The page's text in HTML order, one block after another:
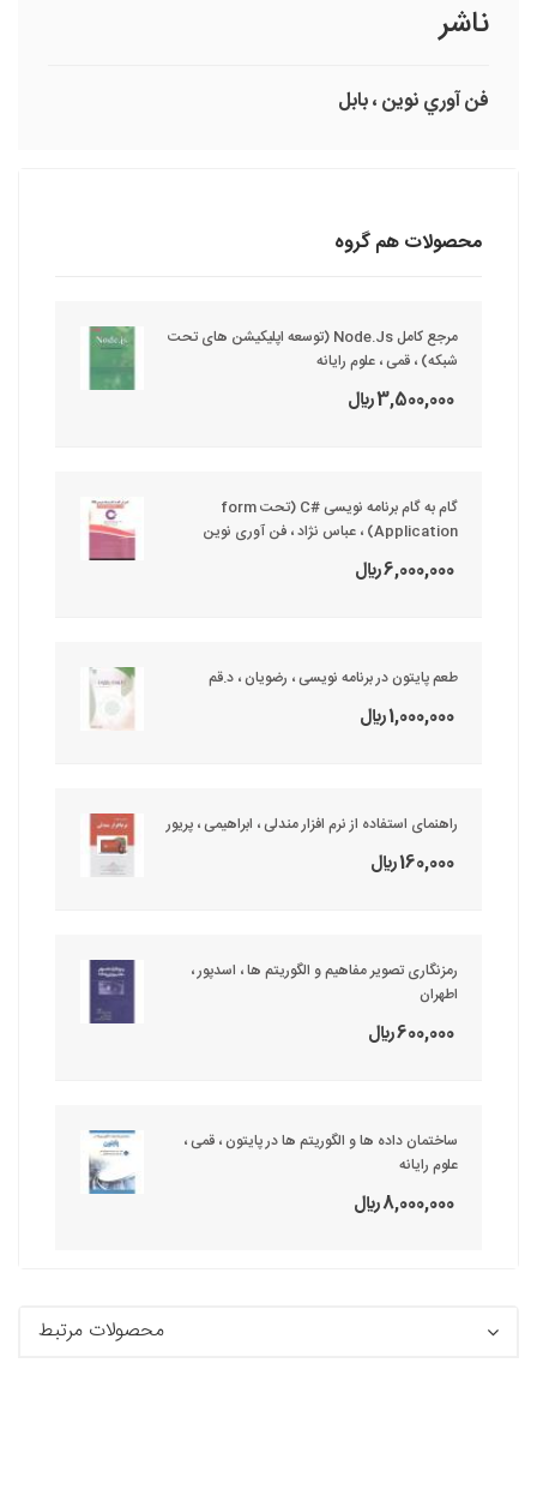
ناشر
فن آوري نوين ، بابل
محصولات هم گروه
مرجع کامل Node.Js (توسعه اپلیکیشن های تحت
شبکه) ، قمی ، علوم رایانه
3,500,000 ريال
گام به گام برنامه نویسی #C (تحت form
Application) ، عباس نژاد ، فن آوری نوین
6,000,000 ريال
طعم پایتون در برنامه نویسی ، رضویان ، د.قم
1,000,000 ريال
راهنمای استفاده از نرم افزار مندلی ، ابراهیمی ، پریور
160,000 ريال
رمزنگاری تصویر مفاهیم و الگوریتم ها ، اسدپور ،
اطهران
600,000 ريال
ساختمان داده ها و الگوریتم ها در پایتون ، قمی ،
علوم رایانه
8,000,000 ريال
محصولات مرتبط